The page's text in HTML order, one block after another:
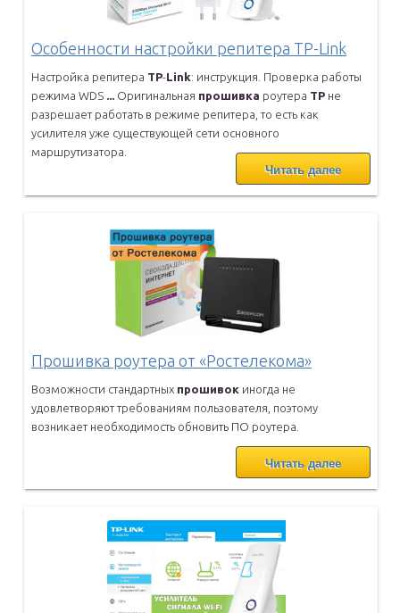
Особенности настройки репитера TP-Link
Настройка репитера TP-Link: инструкция. Проверка работы
режима WDS ... Оригинальная прошивка роутера TP не
разрешает работать в режиме репитера, то есть как
усилителя уже существующей сети основного
маршрутизатора.
Читать далее
Прошивка роутера от «Ростелекома»
Возможности стандартных прошивок иногда не
удовлетворяют требованиям пользователя, поэтому
возникает необходимость обновить ПО роутера.
Читать далее